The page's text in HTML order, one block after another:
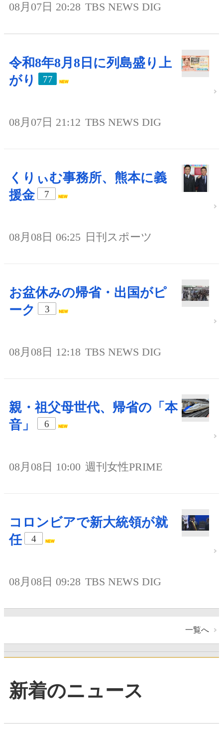
08月07日 20:28 TBS NEWS DIG
令和8年8月8日に列島盛り上
がり
77
08月07日 21:12 TBS NEWS DIG
くりぃむ事務所、熊本に義
援金
7
08月08日 06:25 日刊スポーツ
お盆休みの帰省・出国がピ
ーク
3
08月08日 12:18 TBS NEWS DIG
親・祖父母世代、帰省の「本
音」
6
08月08日 10:00 週刊女性PRIME
コロンビアで新大統領が就
任
4
08月08日 09:28 TBS NEWS DIG
一覧へ
新着のニュース